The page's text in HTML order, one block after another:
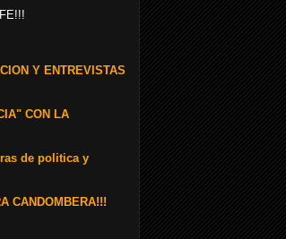
Y ENTREVISTAS
CON LA
de politica y
CANDOMBERA!!!